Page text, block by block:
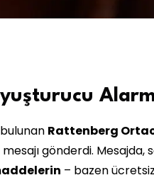
Rattenberg
gönderdi.
– bazen ücretsiz